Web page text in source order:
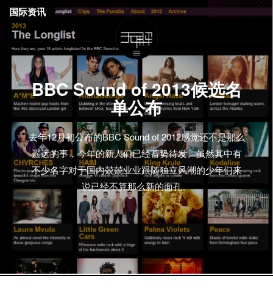
BBC Sound of 2013候选名
单公布
去年12月初公布的BBC Sound of 2012感觉还不是那么
遥远的事，今年的新人们已经蓄势待发。虽然其中有
不少名字对于国内兢兢业业跟随独立风潮的少年们来
说已经不算那么新的面孔。
国际资讯